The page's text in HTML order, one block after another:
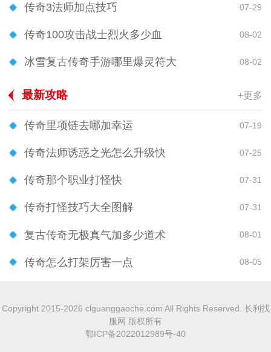
传奇3法师加点技巧 07-29
传奇100攻击战士烈火多少血 08-02
冰雪复古传奇手游哪里爆灵符大 08-02
最新攻略 +更多
传奇里项链去哪加幸运 07-19
传奇法师诱惑之光怎么升级快 07-25
传奇那个职业打怪快 07-31
传奇打怪技巧大全图解 07-31
复古传奇无极真气加多少道术 08-01
传奇怎么打架厉害一点 08-05
Copyright 2015-2026 clguanggaoche.com All Rights Reserved. 长利找
服网 版权所有
鄂ICP备2022012989号-40